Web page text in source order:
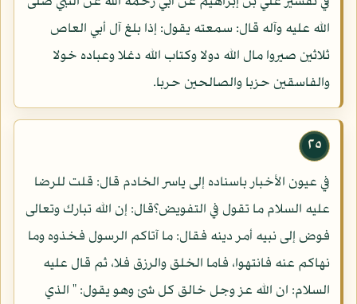
الله عليه وآله قال: سمعته يقول: إذا بلغ آل أبي العاص
ثلاثين صيروا مال الله دولا وكتاب الله دغلا وعباده خولا
والفاسقين حزبا والصالحين حربا.
٢٥
في عيون الأخبار باسناده إلى ياسر الخادم قال: قلت للرضا
عليه السلام ما تقول في التفويض؟قال: إن الله تبارك وتعالى
فوض إلى نبيه أمر دينه فقال: ما آتاكم الرسول فخذوه وما
نهاكم عنه فانتهوا، فاما الخلق والرزق فلا، ثم قال عليه
السلام: ان الله عز وجل خالق كل شئ وهو يقول: " الذي